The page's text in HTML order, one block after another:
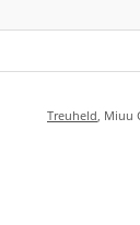
Treuheld, Miuu